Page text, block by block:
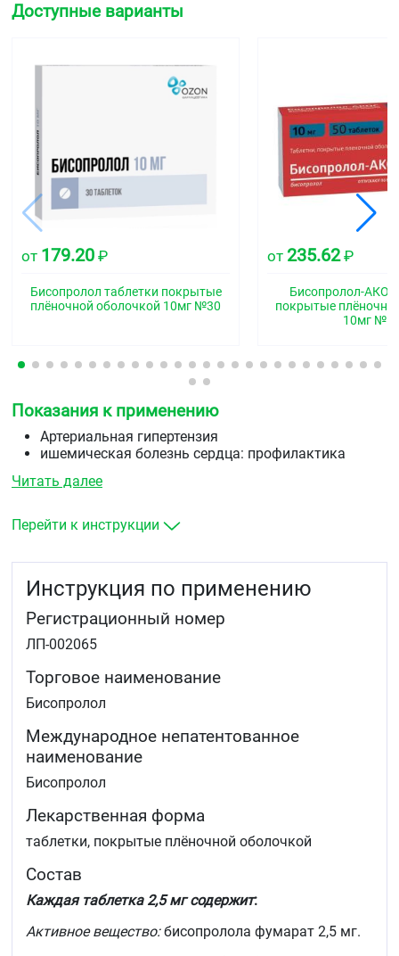
Доступные варианты
от 179.20 ₽
Бисопролол таблетки покрытые
плёночной оболочкой 10мг №30
от 235.62₽
Бисопролол-АКОС
покрытые
10мг
Показания к применению
Артериальная гипертензия
ишемическая болезнь сердца: профилактика
хроническая сердечная недостаточность.
Читать далее
Перейти к инструкции
Инструкция по применению
Регистрационный номер
ЛП-002065
Торговое наименование
Бисопролол
Международное непатентованное
наименование
Бисопролол
Лекарственная форма
таблетки, покрытые плёночной оболочкой
Состав
Каждая таблетка 2,5 мг содержит:
Активное вещество:бисопролола фумарат 2,5 мг.